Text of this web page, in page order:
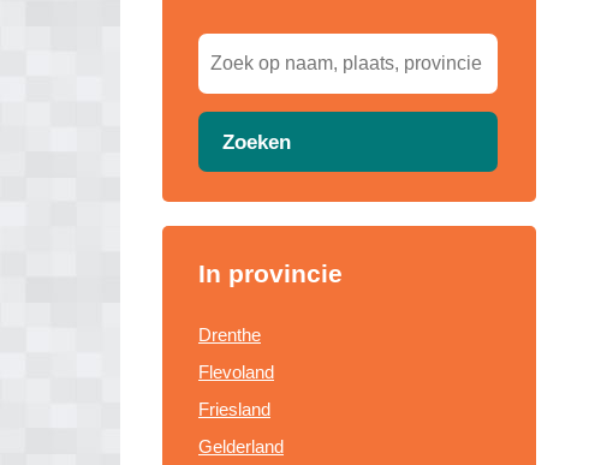
Zoeken
In provincie
Drenthe
Flevoland
Friesland
Gelderland